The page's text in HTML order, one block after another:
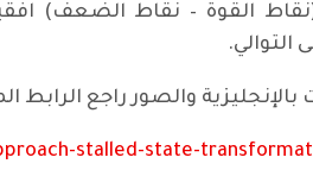
(نقاط القوة – نقاط الضعف)
التوالي.
والصور راجع الرابط
stalled-state-